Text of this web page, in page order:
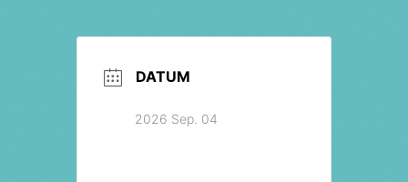
DATUM
2026 Sep. 04